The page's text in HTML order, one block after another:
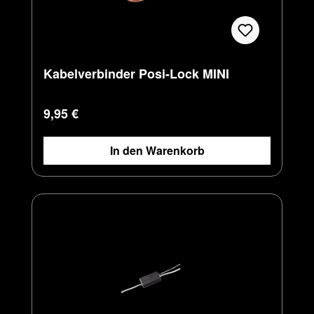
Kabelverbinder Posi-Lock MINI
Regulärer Preis:
9,95 €
In den Warenkorb